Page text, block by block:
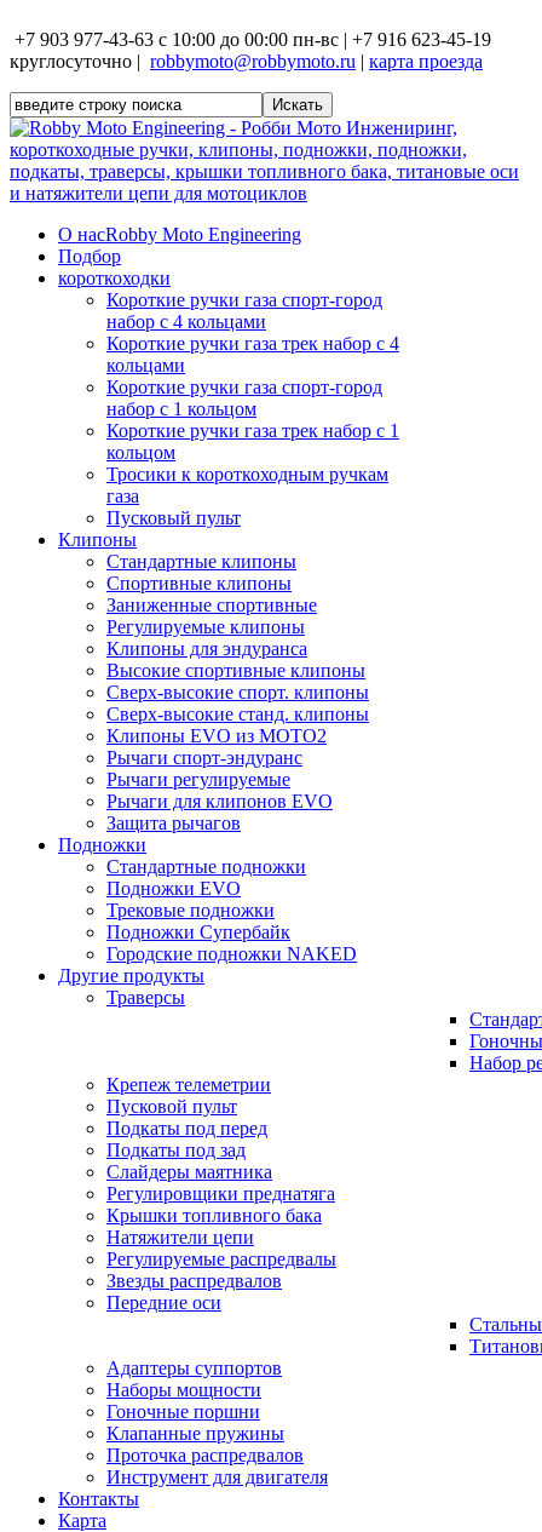
+7 903 977-43-63 с 10:00 до 00:00 пн-вс | +7 916 623-45-19
круглосуточно | robbymoto@robbymoto.ru | карта проезда
О насRobby Moto Engineering
Подбор
короткоходки
Короткие ручки газа спорт-город
набор с 4 кольцами
Короткие ручки газа трек набор с 4
кольцами
Короткие ручки газа спорт-город
набор с 1 кольцом
Короткие ручки газа трек набор с 1
кольцом
Тросики к короткоходным ручкам
газа
Пусковый пульт
Клипоны
Стандартные клипоны
Спортивные клипоны
Заниженные спортивные
Регулируемые клипоны
Клипоны для эндуранса
Высокие спортивные клипоны
Сверх-высокие спорт. клипоны
Сверх-высокие станд. клипоны
Клипоны EVO из MOTO2
Рычаги спорт-эндуранс
Рычаги регулируемые
Рычаги для клипонов EVO
Защита рычагов
Подножки
Стандартные подножки
Подножки EVO
Трековые подножки
Подножки Супербайк
Городские подножки NAKED
Другие продукты
Траверсы
Набор
Крепеж телеметрии
Пусковой пульт
Подкаты под перед
Подкаты под зад
Слайдеры маятника
Регулировщики преднатяга
Крышки топливного бака
Натяжители цепи
Регулируемые распредвалы
Звезды распредвалов
Передние оси
Адаптеры суппортов
Наборы мощности
Гоночные поршни
Клапанные пружины
Проточка распредвалов
Инструмент для двигателя
Контакты
Карта